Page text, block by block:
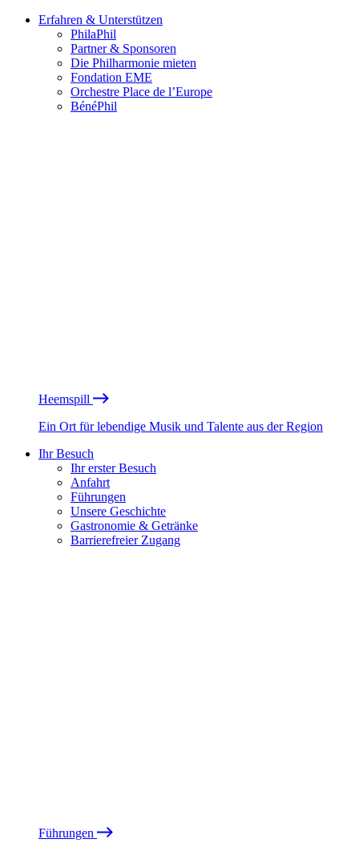
Erfahren & Unterstützen
PhilaPhil
Partner & Sponsoren
Die Philharmonie mieten
Fondation EME
Orchestre Place de l’Europe
BénéPhil
Heemspill
Ein Ort für lebendige Musik und Talente aus der Region
Ihr Besuch
Ihr erster Besuch
Anfahrt
Führungen
Unsere Geschichte
Gastronomie & Getränke
Barrierefreier Zugang
Führungen